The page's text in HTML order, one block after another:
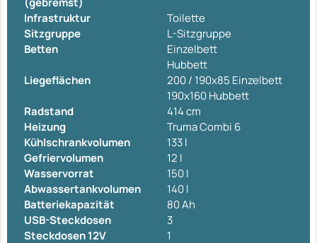
Infrastruktur
Toilette
Sitzgruppe
L-Sitzgruppe
Betten
Einzelbett
Hubbett
Liegeflächen
200 / 190x85 Einzelbett
190x160 Hubbett
Radstand
414 cm
Heizung
Truma Combi 6
Kühlschrankvolumen
133 l
Gefriervolumen
12 l
Wasservorrat
150 l
Abwassertankvolumen
140 l
Batteriekapazität
80 Ah
USB-Steckdosen
3
Steckdosen 12V
1